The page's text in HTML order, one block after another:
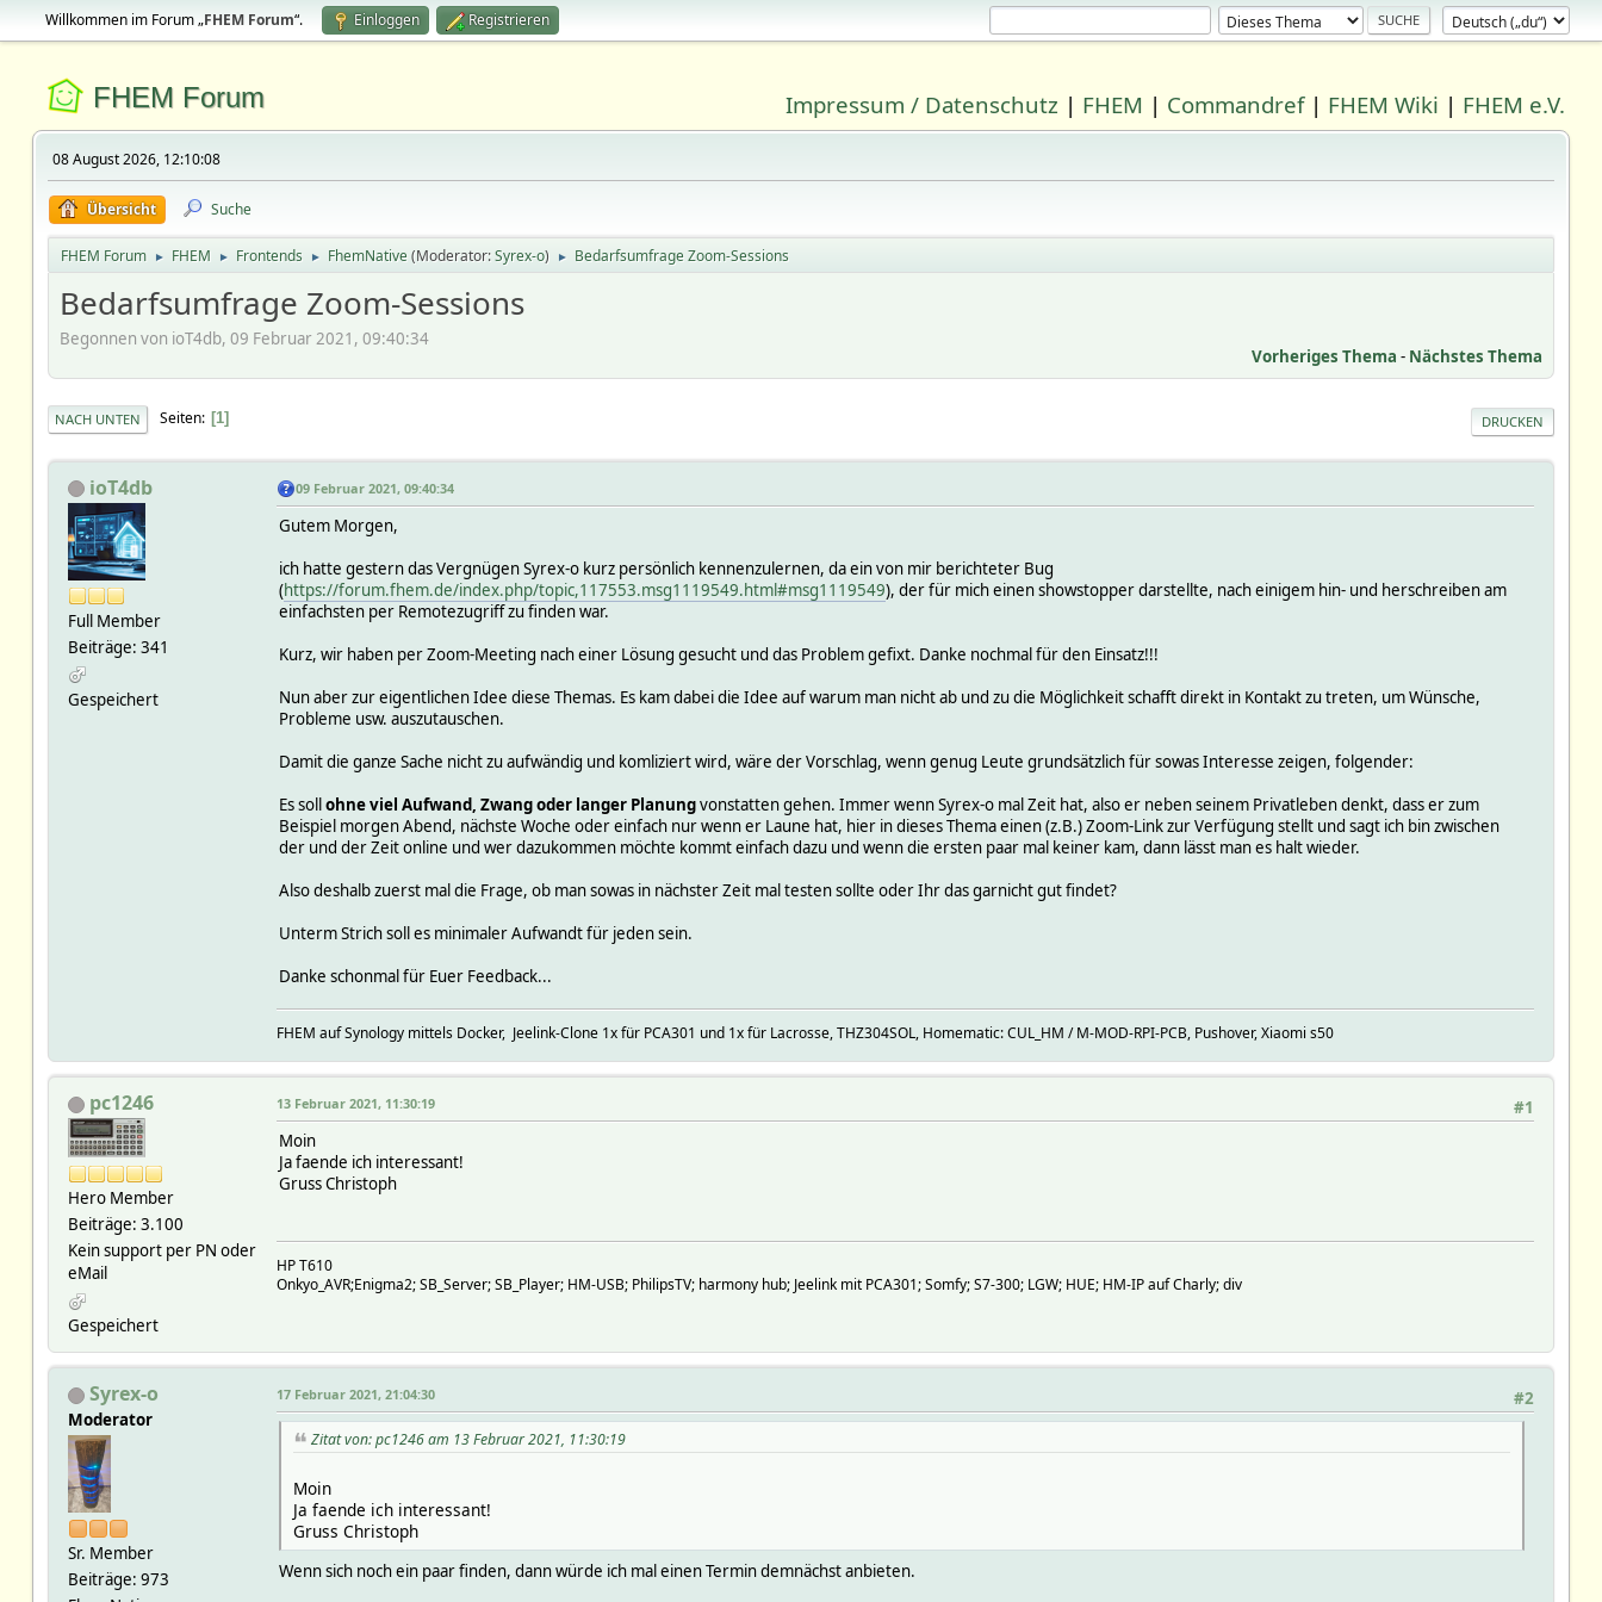
Willkommen im Forum „FHEM Forum“. Einloggen Registrieren
FHEM Forum Impressum / Datenschutz | FHEM | Commandref| FHEM Wiki | FHEM e.V.
08 August 2026, 12:10:08
Übersicht Suche
FHEM Forum ► FHEM ► Frontends ► FhemNative(Moderator:Syrex-o) ► Bedarfsumfrage Zoom-Sessions
Bedarfsumfrage Zoom-Sessions
Begonnen von ioT4db, 09 Februar 2021, 09:40:34
Vorheriges Thema - Nächstes Thema
DRUCKEN
NACH UNTEN Seiten 1
ioT4db
Full Member
Beiträge: 341
Gespeichert
09 Februar 2021, 09:40:34
Gutem Morgen,
ich hatte gestern das Vergnügen Syrex-o kurz persönlich kennenzulernen, da ein von mir berichteter Bug
(https://forum.fhem.de/index.php/topic,117553.msg1119549.html#msg1119549), der für mich einen showstopper darstellte, nach einigem hin- und herschreiben am
einfachsten per Remotezugriff zu finden war.
Kurz, wir haben per Zoom-Meeting nach einer Lösung gesucht und das Problem gefixt. Danke nochmal für den Einsatz!!!
Nun aber zur eigentlichen Idee diese Themas. Es kam dabei die Idee auf warum man nicht ab und zu die Möglichkeit schafft direkt in Kontakt zu treten, um Wünsche,
Probleme usw. auszutauschen.
Damit die ganze Sache nicht zu aufwändig und komliziert wird, wäre der Vorschlag, wenn genug Leute grundsätzlich für sowas Interesse zeigen, folgender:
Es sollohne viel Aufwand, Zwang oder langer Planungvonstatten gehen. Immer wenn Syrex-o mal Zeit hat, also er neben seinem Privatleben denkt, dass er zum
Beispiel morgen Abend, nächste Woche oder einfach nur wenn er Laune hat, hier in dieses Thema einen (z.B.) Zoom-Link zur Verfügung stellt und sagt ich bin zwischen
der und der Zeit online und wer dazukommen möchte kommt einfach dazu und wenn die ersten paar mal keiner kam, dann lässt man es halt wieder.
Also deshalb zuerst mal die Frage, ob man sowas in nächster Zeit mal testen sollte oder Ihr das garnicht gut findet?
Unterm Strich soll es minimaler Aufwandt für jeden sein.
Danke schonmal für Euer Feedback...
FHEM auf Synology mittels Docker, Jeelink-Clone 1x für PCA301 und 1x für Lacrosse, THZ304SOL, Homematic: CUL_HM / M-MOD-RPI-PCB, Pushover, Xiaomi s50
pc1246
Hero Member
Beiträge: 3.100
Kein support per PN oder
eMail
Gespeichert
#1
13 Februar 2021, 11:30:19
Moin
Ja faende ich interessant!
Gruss Christoph
HP T610
Onkyo_AVR;Enigma2; SB_Server; SB_Player; HM-USB; PhilipsTV; harmony hub; Jeelink mit PCA301; Somfy; S7-300; LGW; HUE; HM-IP auf Charly; div
Syrex-o
Moderator
Sr. Member
Beiträge: 973
#2
17 Februar 2021, 21:04:30
Zitat von: pc1246 am 13 Februar 2021, 11:30:19
Moin
Ja faende ich interessant!
Gruss Christoph
Wenn sich noch ein paar finden, dann würde ich mal einen Termin demnächst anbieten.